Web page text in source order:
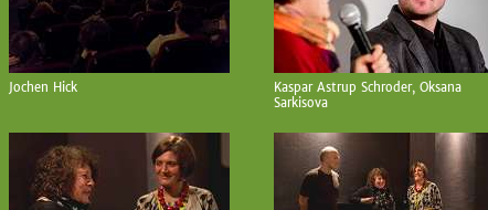
Jochen Hick
Kaspar Astrup Schroder, Oksana
Sarkisova